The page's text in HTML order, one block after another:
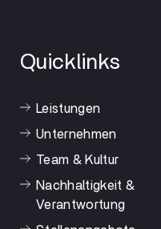
Quicklinks
Leistungen
Unternehmen
Team & Kultur
Nachhaltigkeit &
Verantwortung